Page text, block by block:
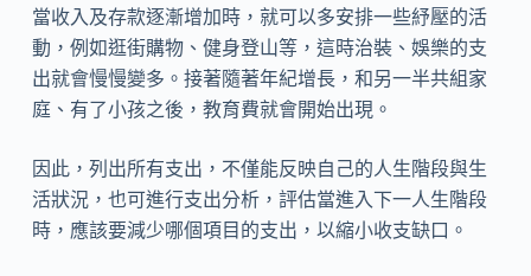
當收入及存款逐漸增加時，就可以多安排一些紓壓的活
動，例如逛街購物、健身登山等，這時治裝、娛樂的支
出就會慢慢變多。接著隨著年紀增長，和另一半共組家
庭、有了小孩之後，教育費就會開始出現。
因此，列出所有支出，不僅能反映自己的人生階段與生
活狀況，也可進行支出分析，評估當進入下一人生階段
時，應該要減少哪個項目的支出，以縮小收支缺口。